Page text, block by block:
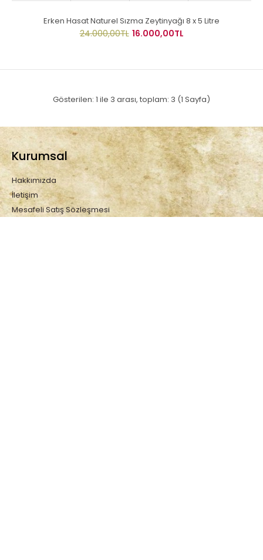
Erken Hasat Naturel Sızma Zeytinyağı 8 x 5 Litre
24.000,00TL 16.000,00TL
Gösterilen: 1 ile 3 arası, toplam: 3 (1 Sayfa)
Kurumsal
Hakkımızda
İletişim
Mesafeli Satış Sözleşmesi